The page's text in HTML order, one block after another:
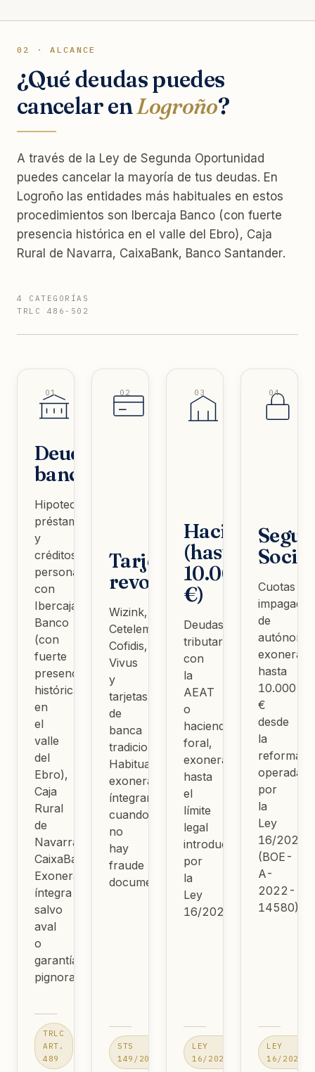
02 · ALCANCE
¿Qué deudas puedes
cancelar enLogroño?
A través de la Ley de Segunda Oportunidad
puedes cancelar la mayoría de tus deudas. En
Logroño las entidades más habituales en estos
procedimientos son Ibercaja Banco (con fuerte
presencia histórica en el valle del Ebro), Caja
Rural de Navarra, CaixaBank, Banco Santander.
4 CATEGORÍAS
TRLC 486-502
01
Deudas
bancarias
Hipotecas,
préstamos
y
créditos
personales
con
Ibercaja
Banco
(con
fuerte
presencia
histórica
en
el
valle
del
Ebro),
Caja
Rural
de
Navarra,
CaixaBank.
Exoneración
íntegra
salvo
aval
o
garantía
pignorada.
TRLC
ART.
489
02
Tarjetas
revolving
Wizink,
Cetelem,
Cofidis,
Vivus
y
tarjetas
de
banca
tradicional.
Habitualmente
exonerables
íntegramente
cuando
no
hay
fraude
documentado.
STS
149/2020
03
Hacienda
(hasta
10.000
€)
Deudas
tributarias
con
la
AEAT
o
hacienda
foral,
exonerables
hasta
el
límite
legal
introducido
por
la
Ley
16/2022.
LEY
16/2022
04
Social
Cuotas
impagadas
de
hasta
10.000
€
desde
la
reforma
operada
por
la
Ley
16/2022
(BOE-
A-
2022-
14580).
LEY
16/2022